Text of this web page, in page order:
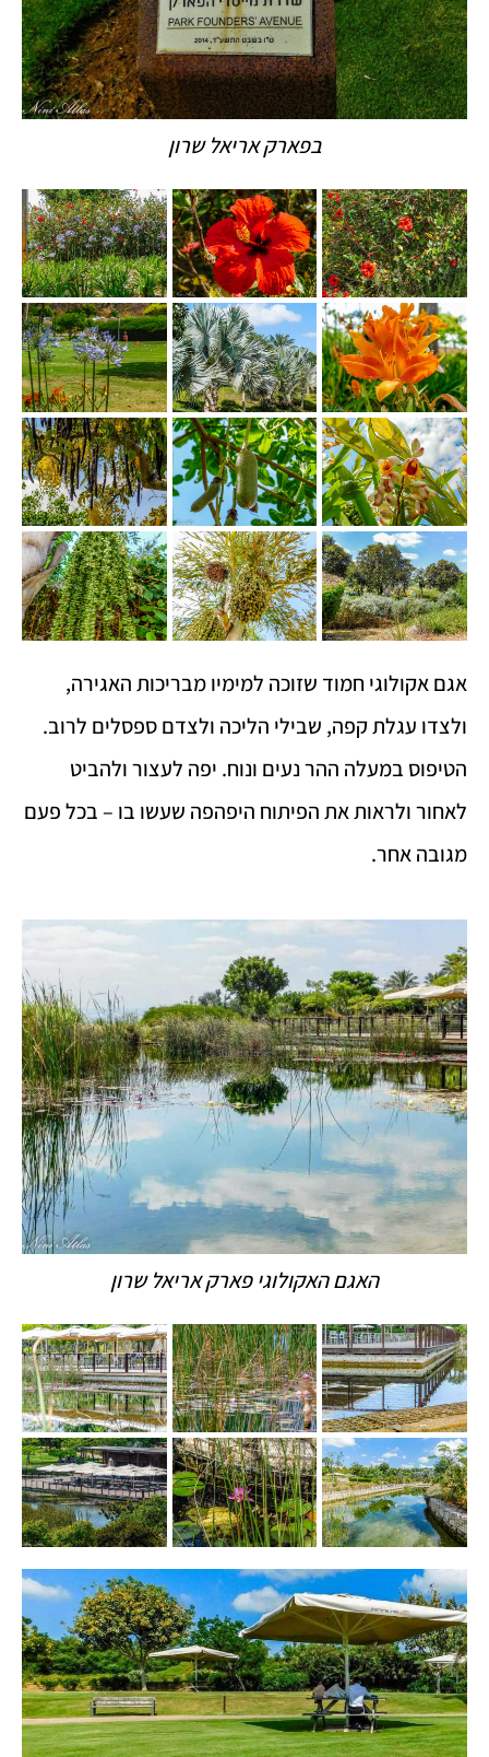
בפארק אריאל שרון
אגם אקולוגי חמוד שזוכה למימיו מבריכות האגירה,
ולצדו עגלת קפה, שבילי הליכה ולצדם ספסלים לרוב.
הטיפוס במעלה ההר נעים ונוח. יפה לעצור ולהביט
לאחור ולראות את הפיתוח היפהפה שעשו בו – בכל פעם
מגובה אחר.
האגם האקולוגי פארק אריאל שרון